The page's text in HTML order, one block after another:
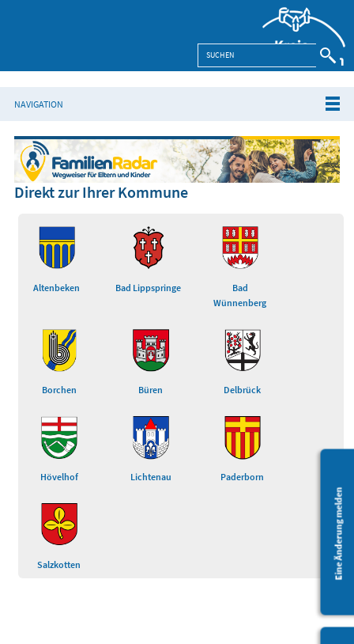
NAVIGATION
Eine Änderung melden
Direkt zur Ihrer Kommune
Altenbeken Bad Lippspringe
Bad
Wünnenberg
Borchen Büren Delbrück
Hövelhof Lichtenau Paderborn
Salzkotten